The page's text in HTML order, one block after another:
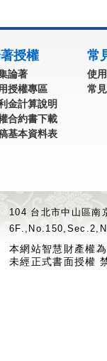
授權
論著
授權專區
金計算說明
合約書下載
基本資料表
常
使
常
104 台北市中山區
本網站智慧財產權
未經正式書面授權